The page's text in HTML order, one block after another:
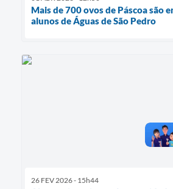
Mais de 700 ovos de Páscoa são
alunos de Águas de São Pedro
26 FEV 2026 - 15h44